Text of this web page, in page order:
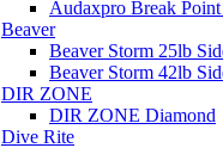
Audaxpro Break Point
Beaver
Beaver Storm 25lb
Beaver Storm 42lb
DIR ZONE
DIR ZONE Diamond
Dive Rite